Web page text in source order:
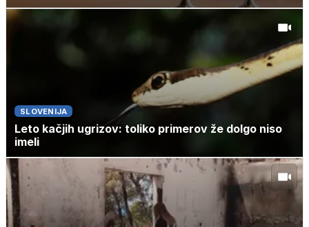
SLOVENIJA
Leto kačjih ugrizov: toliko primerov že dolgo niso
imeli